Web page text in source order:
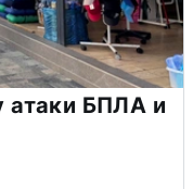
атаки БПЛА и